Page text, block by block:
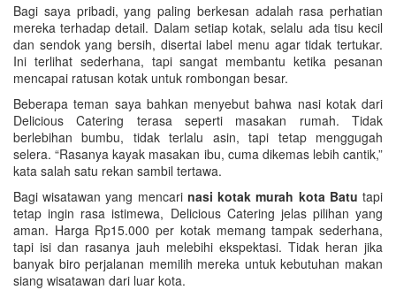
Bagi saya pribadi, yang paling berkesan adalah rasa perhatian
mereka terhadap detail. Dalam setiap kotak, selalu ada tisu kecil
dan sendok yang bersih, disertai label menu agar tidak tertukar.
Ini terlihat sederhana, tapi sangat membantu ketika pesanan
mencapai ratusan kotak untuk rombongan besar.
Beberapa teman saya bahkan menyebut bahwa nasi kotak dari
Delicious Catering terasa seperti masakan rumah. Tidak
berlebihan bumbu, tidak terlalu asin, tapi tetap menggugah
selera. “Rasanya kayak masakan ibu, cuma dikemas lebih cantik,”
kata salah satu rekan sambil tertawa.
Bagi wisatawan yang mencari nasi kotak murah kota Batu tapi
tetap ingin rasa istimewa, Delicious Catering jelas pilihan yang
aman. Harga Rp15.000 per kotak memang tampak sederhana,
tapi isi dan rasanya jauh melebihi ekspektasi. Tidak heran jika
banyak biro perjalanan memilih mereka untuk kebutuhan makan
siang wisatawan dari luar kota.